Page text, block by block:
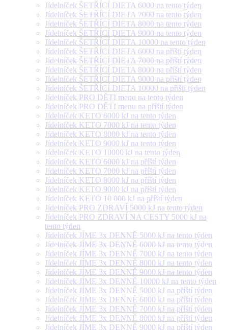
Jídelníček ŠETŘÍCÍ DIETA 6000 na tento týden
Jídelníček ŠETŘÍCÍ DIETA 7000 na tento týden
Jídelníček ŠETŘÍCÍ DIETA 8000 na tento týden
Jídelníček ŠETŘÍCÍ DIETA 9000 na tento týden
Jídelníček ŠETŘÍCÍ DIETA 10000 na tento týden
Jídelníček ŠETŘÍCÍ DIETA 6000 na příští týden
Jídelníček ŠETŘÍCÍ DIETA 7000 na příští týden
Jídelníček ŠETŘÍCÍ DIETA 8000 na příští týden
Jídelníček ŠETŘÍCÍ DIETA 9000 na příští týden
Jídelníček ŠETŘÍCÍ DIETA 10000 na příští týden
Jídelníček PRO DĚTI menu na tento týden
Jídelníček PRO DĚTI menu na příští týden
Jídelníček KETO 6000 kJ na tento týden
Jídelníček KETO 7000 kJ na tento týden
Jídelníček KETO 8000 kJ na tento týden
Jídelníček KETO 9000 kJ na tento týden
Jídelníček KETO 10000 kJ na tento týden
Jídelníček KETO 6000 kJ na příští týden
Jídelníček KETO 7000 kJ na příští týden
Jídelníček KETO 8000 kJ na příští týden
Jídelníček KETO 9000 kJ na příští týden
Jídelníček KETO 10 000 kJ na příští týden
Jídelníček PRO ZDRAVÍ 5000 kJ na tento týden
Jídelníček PRO ZDRAVÍ NA CESTY 5000 kJ na
tento týden
Jídelníček JÍME 3x DENNĚ 5000 kJ na tento týden
Jídelníček JÍME 3x DENNĚ 6000 kJ na tento týden
Jídelníček JÍME 3x DENNĚ 7000 kJ na tento týden
Jídelníček JÍME 3x DENNĚ 8000 kJ na tento týden
Jídelníček JÍME 3x DENNĚ 9000 kJ na tento týden
Jídelníček JÍME 3x DENNĚ 10000 kJ na tento týden
Jídelníček JÍME 3x DENNĚ 5000 kJ na příští týden
Jídelníček JÍME 3x DENNĚ 6000 kJ na příští týden
Jídelníček JÍME 3x DENNĚ 7000 kJ na příští týden
Jídelníček JÍME 3x DENNĚ 8000 kJ na příští týden
Jídelníček JÍME 3x DENNĚ 9000 kJ na příští týden